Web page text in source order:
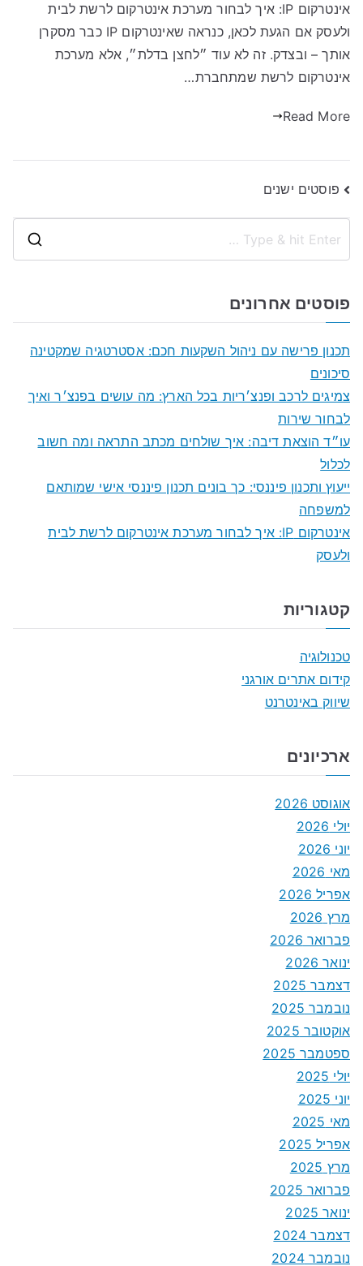
אינטרקום IP: איך לבחור מערכת אינטרקום לרשת לבית
ולעסק אם הגעת לכאן, כנראה שאינטרקום IP כבר מסקרן
אותך – ובצדק. זה לא עוד ״לחצן בדלת״, אלא מערכת
אינטרקום לרשת שמתחברת…
Read More
ניווט
פוסטים ישנים
פוסטים אחרונים
תכנון פרישה עם ניהול השקעות חכם: אסטרטגיה שמקטינה
סיכונים
צמיגים לרכב ופנצ׳ריות בכל הארץ: מה עושים בפנצ׳ר ואיך
לבחור שירות
עו״ד הוצאת דיבה: איך שולחים מכתב התראה ומה חשוב
לכלול
ייעוץ ותכנון פיננסי: כך בונים תכנון פיננסי אישי שמותאם
למשפחה
אינטרקום IP: איך לבחור מערכת אינטרקום לרשת לבית
ולעסק
קטגוריות
טכנולוגיה
קידום אתרים אורגני
שיווק באינטרנט
ארכיונים
אוגוסט 2026
יולי 2026
יוני 2026
מאי 2026
אפריל 2026
מרץ 2026
פברואר 2026
ינואר 2026
דצמבר 2025
נובמבר 2025
אוקטובר 2025
ספטמבר 2025
יולי 2025
יוני 2025
מאי 2025
אפריל 2025
מרץ 2025
פברואר 2025
ינואר 2025
דצמבר 2024
נובמבר 2024